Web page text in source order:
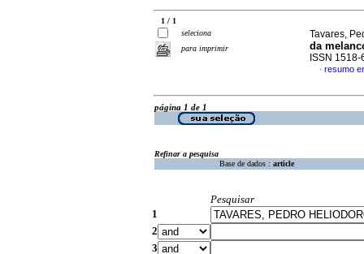
1 / 1
seleciona
para imprimir
Tavares,
da
ISSN 1518-
· resumo
página 1 de 1
Refinar a pesquisa
Base de dados : article
Pesquisar
1
2
3